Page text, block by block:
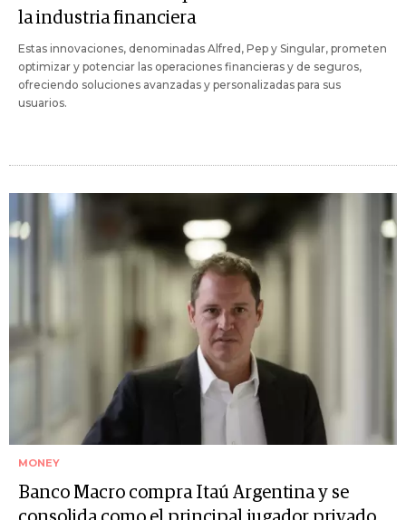
la industria financiera
Estas innovaciones, denominadas Alfred, Pep y Singular, prometen
optimizar y potenciar las operaciones financieras y de seguros,
ofreciendo soluciones avanzadas y personalizadas para sus
usuarios.
MONEY
Banco Macro compra Itaú Argentina y se